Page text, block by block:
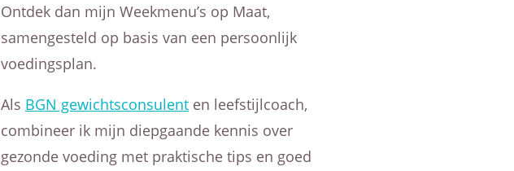
Ontdek dan mijn Weekmenu’s op Maat,
samengesteld op basis van een persoonlijk
voedingsplan.
Als BGN gewichtsconsulenten leefstijlcoach,
combineer ik mijn diepgaande kennis over
gezonde voeding met praktische tips en goed